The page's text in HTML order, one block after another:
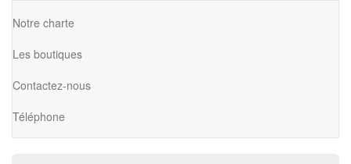
Notre charte
Les boutiques
Contactez-nous
Téléphone